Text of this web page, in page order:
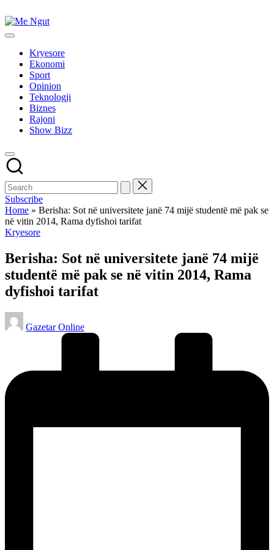
to
content
Me
Këtu
lajmet
ngut
Kryesore
Ekonomi
Sport
Opinion
Teknologji
Biznes
Rajoni
Show Bizz
Subscribe
Home » Berisha: Sot në universitete janë 74 mijë studentë më pak se
në vitin 2014, Rama dyfishoi tarifat
Posted
Kryesore
Berisha: Sot në universitete janë 74 mijë
studentë më pak se në vitin 2014, Rama
dyfishoi tarifat
Posted
by
Gazetar Online